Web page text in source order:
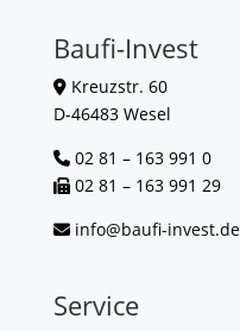
Baufi-Invest
Kreuzstr. 60
D-46483 Wesel
02 81 – 163 991 0
02 81 – 163 991 29
info@baufi-invest.de
Service